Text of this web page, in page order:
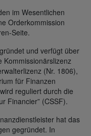
im Wesentlichen
Orderkommission
Seite.
und verfügt über
Kommissionärslizenz
(Nr. 1806),
für Finanzen
reguliert durch die
Financier” (CSSF).
hat das
gegründet. In